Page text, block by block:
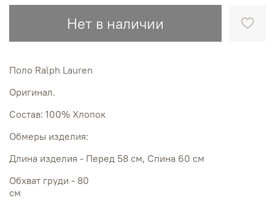
Нет в наличии
Поло Ralph Lauren
Оригинал.
Состав: 100% Хлопок
Обмеры изделия:
Длина изделия - Перед 58 см, Спина 60 см
Обхват груди - 80
см